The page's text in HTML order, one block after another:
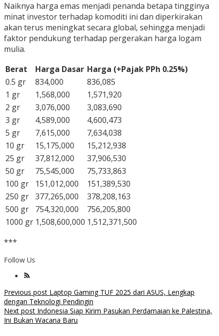
Naiknya harga emas menjadi penanda betapa tingginya
minat investor terhadap komoditi ini dan diperkirakan
akan terus meningkat secara global, sehingga menjadi
faktor pendukung terhadap pergerakan harga logam
mulia.
Berat
Harga Dasar Harga (+Pajak PPh 0.25%)
0.5 gr
834,000
836,085
1 gr
1,568,000
1,571,920
2 gr
3,076,000
3,083,690
3 gr
4,589,000
4,600,473
5 gr
7,615,000
7,634,038
10 gr
15,175,000
15,212,938
25 gr
37,812,000
37,906,530
50 gr
75,545,000
75,733,863
100 gr
151,012,000
151,389,530
250 gr 377,265,000
378,208,163
500 gr
754,320,000
756,205,800
1000 gr 1,508,600,000 1,512,371,500
***
Follow Us
Post
navigation
Previous post Laptop Gaming TUF 2025 dari ASUS, Lengkap
dengan Teknologi Pendingin
Next post Indonesia Siap Kirim Pasukan Perdamaian ke Palestina,
Ini Bukan Wacana Baru